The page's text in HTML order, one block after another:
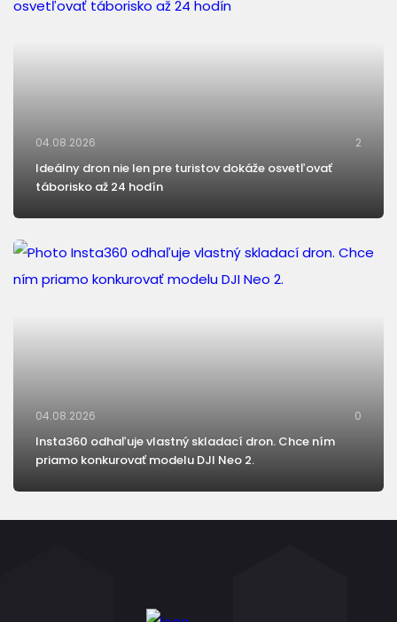
04.08.2026 2
Ideálny dron nie len pre turistov dokáže osvetľovať
táborisko až 24 hodín
04.08.2026 0
Insta360 odhaľuje vlastný skladací dron. Chce ním
priamo konkurovať modelu DJI Neo 2.